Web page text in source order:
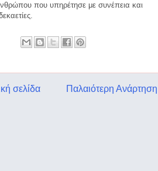
που υπηρέτησε με συνέπεια και
Παλαιότερη Ανάρτηση
σελίδα